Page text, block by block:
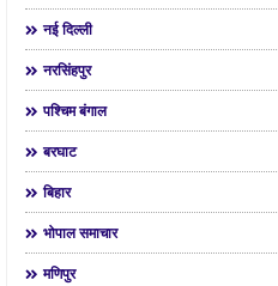
नई दिल्ली
नरसिंहपुर
पश्चिम बंगाल
बरघाट
बिहार
भोपाल समाचार
मणिपुर